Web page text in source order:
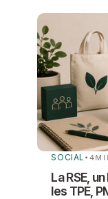
SOCIAL • 4
La RSE,
les TPE,